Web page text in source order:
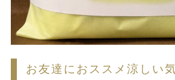
お友達におススメ涼しい